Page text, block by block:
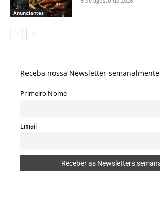
Anunciantes
Receba nossa Newsletter semanalmente
Primeiro Nome
Email